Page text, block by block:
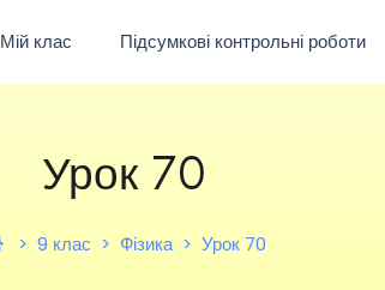
Мій клас Підсумкові контрольні роботи
Урок 70
9 клас Фізика Урок 70